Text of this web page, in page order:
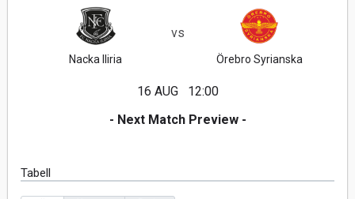
Nacka Iliria
vs
Örebro Syrianska
16 AUG
12:00
- Next Match Preview -
Tabell